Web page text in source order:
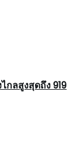
กลสูงสุดถึง 919